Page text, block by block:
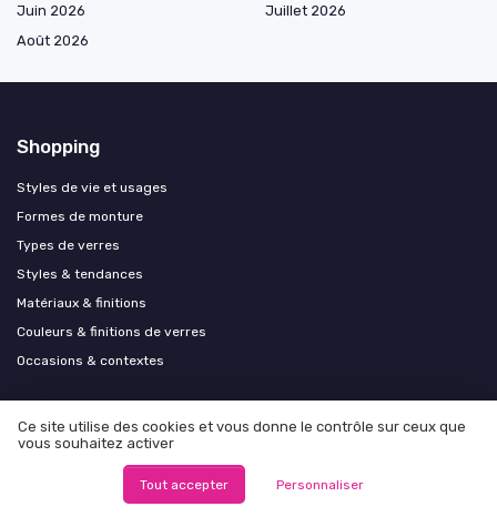
Juin 2026
Juillet 2026
Août 2026
Shopping
Styles de vie et usages
Formes de monture
Types de verres
Styles & tendances
Matériaux & finitions
Couleurs & finitions de verres
Occasions & contextes
Les plus lus
Catégorie UV 2, 3 ou 4 : laquelle choisir selon votre exposition cet été
Ce site utilise des cookies et vous donne le contrôle sur ceux que
vous souhaitez activer
Tout accepter Personnaliser